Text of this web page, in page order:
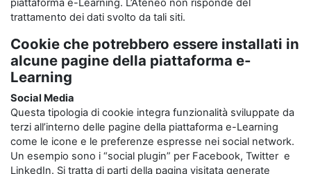
piattaforma e-Learning. L’Ateneo non risponde del
trattamento dei dati svolto da tali siti.
Cookie che potrebbero essere installati in
alcune pagine della piattaforma e-
Learning
Social Media
Questa tipologia di cookie integra funzionalità sviluppate da
terzi all’interno delle pagine della piattaforma e-Learning
come le icone e le preferenze espresse nei social network.
Un esempio sono i “social plugin” per Facebook, Twitter e
LinkedIn. Si tratta di parti della pagina visitata generate